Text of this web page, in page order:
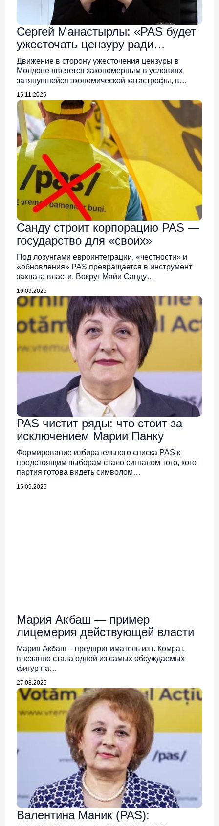
Сергей Манастырлы: «PAS будет
ужесточать цензуру ради
сохранения у власти»
Движение в сторону ужесточения цензуры в
Молдове является закономерным в условиях
затянувшейся экономической катастрофы, в…
15.11.2025
Санду строит корпорацию PAS —
государство для «своих»
Под лозунгами евроинтеграции, «честности» и
«обновления» PAS превращается в инструмент
захвата власти. Вокруг Майи Санду…
16.09.2025
PAS чистит ряды: что стоит за
исключением Марии Панку
Формирование избирательного списка PAS к
предстоящим выборам стало сигналом того, кого
партия готова видеть символом…
15.09.2025
Мария Акбаш — пример
лицемерия действующей власти
Мария Акбаш – предприниматель из г. Комрат,
внезапно стала одной из самых обсуждаемых
фигур на…
27.08.2025
Валентина Маник (PAS):